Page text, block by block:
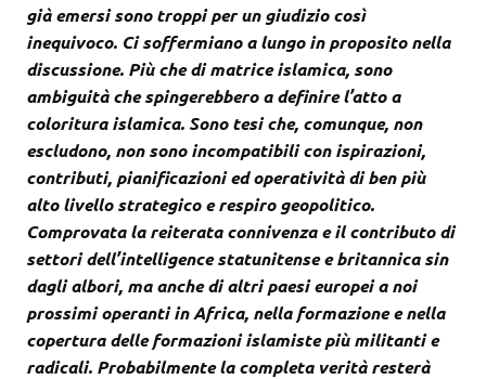
già emersi sono troppi per un giudizio così
inequivoco. Ci soffermiano a lungo in proposito nella
discussione. Più che di matrice islamica, sono
ambiguità che spingerebbero a definire l’atto a
coloritura islamica. Sono tesi che, comunque, non
escludono, non sono incompatibili con ispirazioni,
contributi, pianificazioni ed operatività di ben più
alto livello strategico e respiro geopolitico.
Comprovata la reiterata connivenza e il contributo di
settori dell’intelligence statunitense e britannica sin
dagli albori, ma anche di altri paesi europei a noi
prossimi operanti in Africa, nella formazione e nella
copertura delle formazioni islamiste più militanti e
radicali. Probabilmente la completa verità resterà